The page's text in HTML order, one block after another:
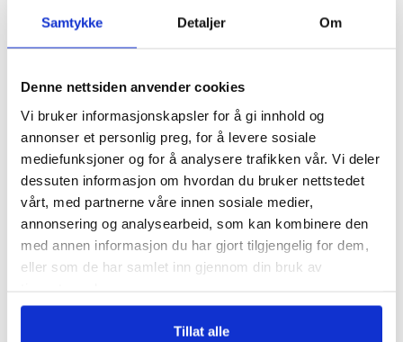
Samtykke Detaljer Om
Denne nettsiden anvender cookies
Vi bruker informasjonskapsler for å gi innhold og
annonser et personlig preg, for å levere sosiale
mediefunksjoner og for å analysere trafikken vår. Vi deler
dessuten informasjon om hvordan du bruker nettstedet
vårt, med partnerne våre innen sosiale medier,
annonsering og analysearbeid, som kan kombinere den
med annen informasjon du har gjort tilgjengelig for dem,
eller som de har samlet inn gjennom din bruk av
Tillat alle
hydrofoil Sorrento-Capri t/r, entréer iflg. turbeskrivelse,
24 990,- per person
Antall personer:
Barn under 2 år:
1 x Dobbelt rom Inkludert i